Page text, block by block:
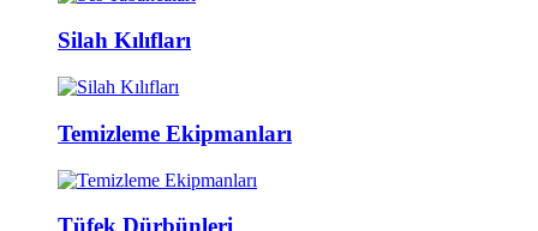
Silah Kılıfları
Temizleme Ekipmanları